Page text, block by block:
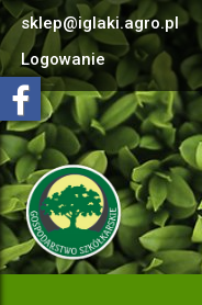
sklep@iglaki.agro.pl
Logowanie